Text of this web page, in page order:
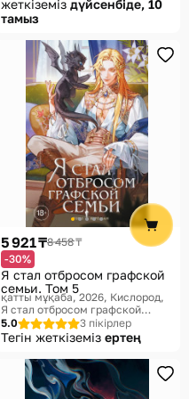
жеткіземіз дүйсенбіде, 10
тамыз
5 921 ₸8 458 ₸
-30%
Я стал отбросом графской
семьи. Том 5
қатты мұқаба, 2026 Кислород,
Я стал отбросом графской
семьи
5.0 3 пікірлер
Тегін жеткіземіз ертең